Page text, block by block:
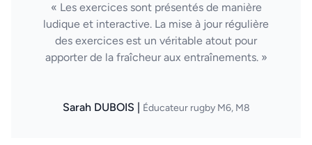
« Les exercices sont présentés de manière
ludique et interactive. La mise à jour régulière
des exercices est un véritable atout pour
apporter de la fraîcheur aux entraînements. »
Sarah DUBOIS | Éducateur rugby M6, M8